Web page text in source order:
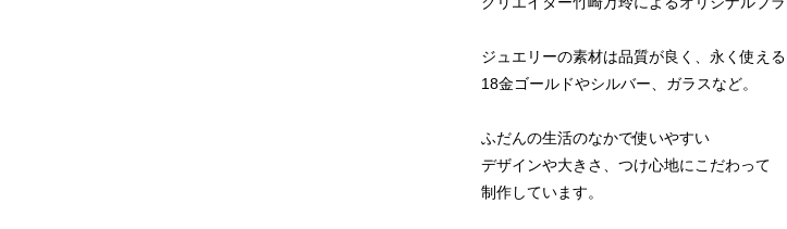
ジュエリーの素材は品質が良く、永く使える
18金ゴールドやシルバー、ガラスなど。
ふだんの生活のなかで使いやすい
デザインや大きさ、つけ心地にこだわって
制作しています。